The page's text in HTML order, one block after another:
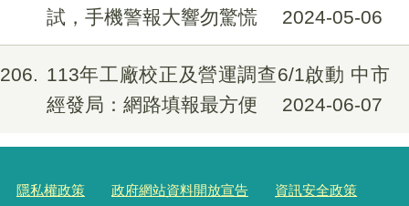
試，手機警報大響勿驚慌
2024-05-06
206
113年工廠校正及營運調查6/1啟動 中市
經發局：網路填報最方便
2024-06-07
隱私權政策 政府網站資料開放宣告 資訊安全政策